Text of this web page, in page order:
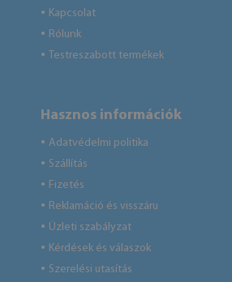
● Kapcsolat
● Rólunk
● Testreszabott termékek
Hasznos információk
● Adatvédelmi politika
● Szállítás
● Fizetés
● Reklamáció és visszáru
● Üzleti szabályzat
● Kérdések és válaszok
● Szerelési utasítás